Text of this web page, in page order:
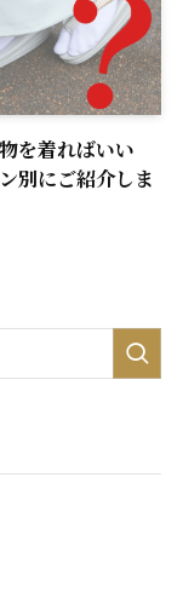
を着ればいい
別にご紹介しま